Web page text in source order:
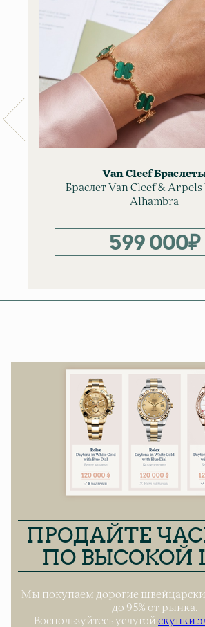
Van Cleef
Браслет Van Cleef &
Alhambra
599 000₽
ПРОДАЙТЕ
ПО ВЫСОКОЙ
Мы покупаем дорогие
до 95% от рынка.
Воспользуйтесь услугой скупки